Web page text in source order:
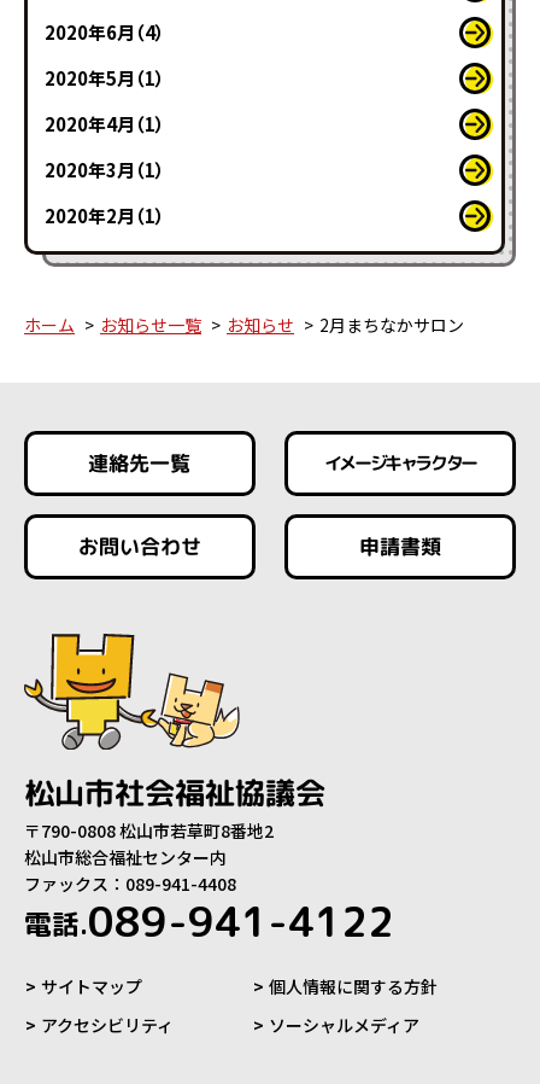
2020年6月（4）
2020年5月（1）
2020年4月（1）
2020年3月（1）
2020年2月（1）
ホーム お知らせ一覧 お知らせ 2月まちなかサロン
連絡先一覧 イメージキャラクター
お問い合わせ 申請書類
松山市社会福祉協議会
〒790-0808 松山市若草町8番地2
松山市総合福祉センター内
ファックス：089-941-4408
電話.089-941-4122
サイトマップ
個人情報に関する方針
アクセシビリティ
ソーシャルメディア